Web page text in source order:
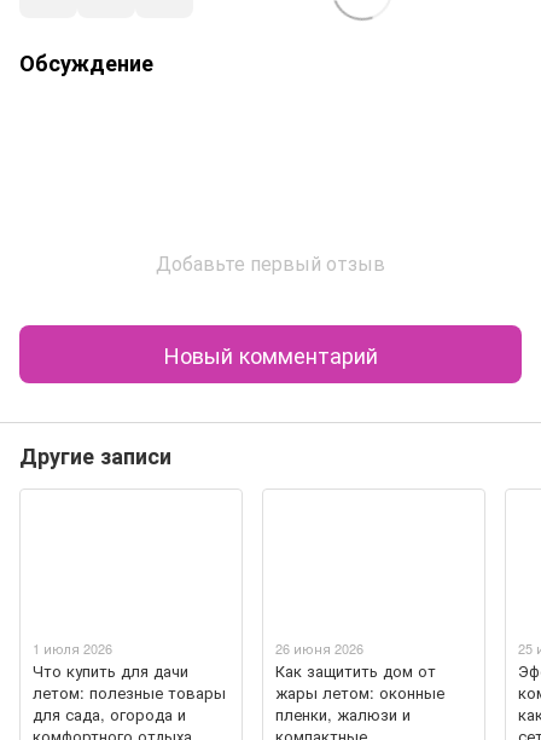
Обсуждение
Добавьте первый отзыв
Новый комментарий
Другие записи
1 июля 2026
Что купить для дачи
летом: полезные товары
для сада, огорода и
26 июня 2026
Как защитить дом от
жары летом: оконные
пленки, жалюзи и
25